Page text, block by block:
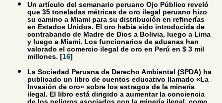
Un artículo del semanario peruano Ojo Público reveló
que 35 toneladas métricas de oro ilegal peruano hizo
su camino a Miami para su distribución en refinerías
en Estados Unidos. El oro había sido introducida de
contrabando de Madre de Dios a Bolivia, luego a Lima
y luego a Miami. Los funcionarios de aduanas han
valorado el comercio ilegal de oro en Perú en $ 3 mil
millones. [16]
La Sociedad Peruana de Derecho Ambiental (SPDA) ha
publicado un libro de cuentos educativo llamado «La
Invasión de oro» sobre los estragos de la minería
ilegal. El libro está dirigido a aumentar la conciencia